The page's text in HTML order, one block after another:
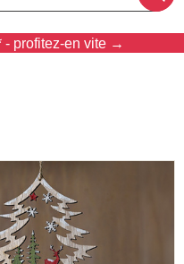
- profitez-en vite →